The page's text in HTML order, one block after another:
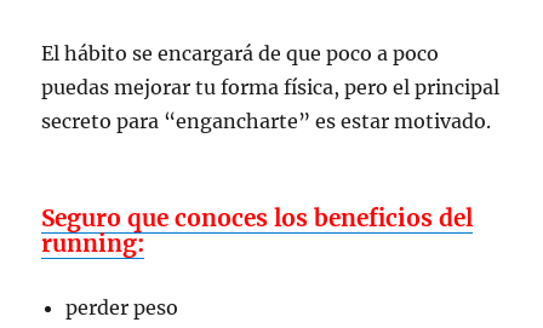
El hábito se encargará de que poco a poco
puedas mejorar tu forma física, pero el principal
secreto para “engancharte” es estar motivado.
Seguro que conoces los beneficios del
running:
perder peso